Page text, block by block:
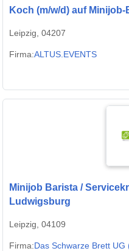
Koch (m/w/d) auf Minijob-
Leipzig, 04207
Firma:ALTUS.EVENTS
Minijob Barista /
Ludwigsburg
Leipzig, 04109
Firma:Das Schwarze Brett